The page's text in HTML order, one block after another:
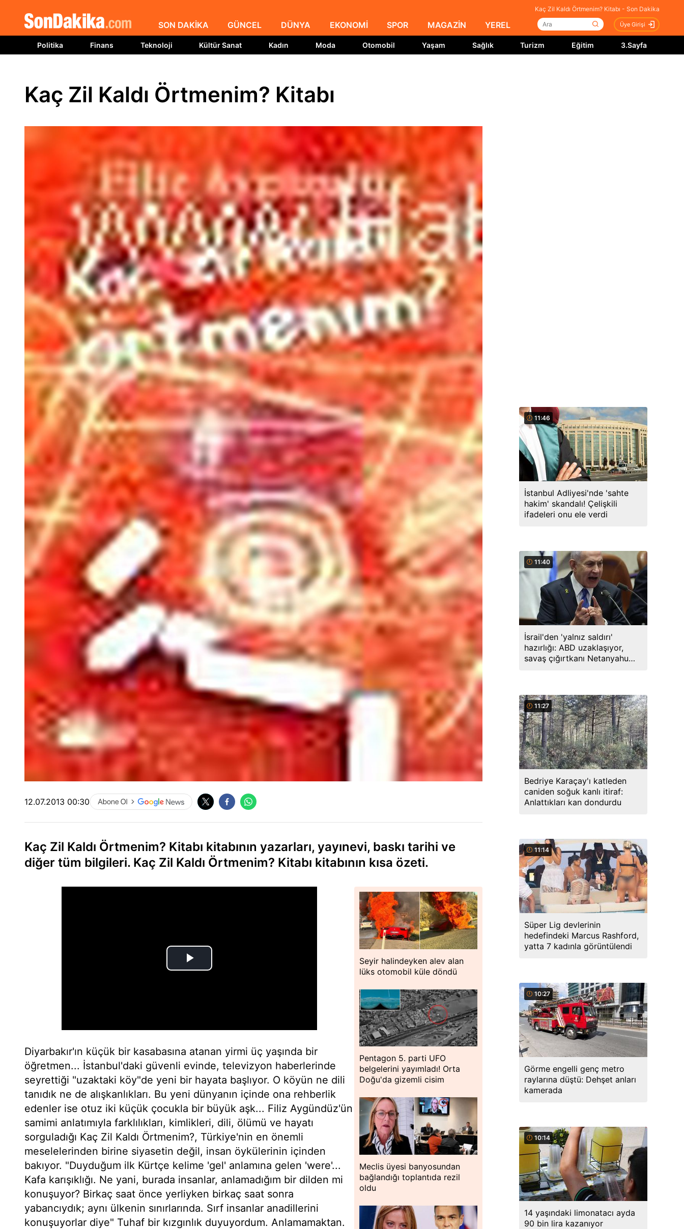
Kaç Zil Kaldı Örtmenim? Kitabı - Son Dakika
SON DAKİKA GÜNCEL DÜNYA EKONOMİ SPOR MAGAZİN YEREL Üye Girişi
Politika Finans Teknoloji Kültür Sanat Kadın Moda Otomobil Yaşam Sağlık Turizm Eğitim 3.Sayfa
Kaç Zil Kaldı Örtmenim? Kitabı
12.07.2013 00:30
Kaç Zil Kaldı Örtmenim? Kitabı kitabının yazarları, yayınevi, baskı tarihi ve
diğer tüm bilgileri. Kaç Zil Kaldı Örtmenim? Kitabı kitabının kısa özeti.
Diyarbakır'ın küçük bir kasabasına atanan yirmi üç yaşında bir
öğretmen... İstanbul'daki güvenli evinde, televizyon haberlerinde
seyrettiği "uzaktaki köy"de yeni bir hayata başlıyor. O köyün ne dili
tanıdık ne de alışkanlıkları. Bu yeni dünyanın içinde ona rehberlik
edenler ise otuz iki küçük çocukla bir büyük aşk... Filiz Aygündüz'ün
samimi anlatımıyla farklılıkları, kimlikleri, dili, ölümü ve hayatı
sorguladığı Kaç Zil Kaldı Örtmenim?, Türkiye'nin en önemli
meselelerinden birine siyasetin değil, insan öykülerinin içinden
bakıyor. "Duyduğum ilk Kürtçe kelime 'gel' anlamına gelen 'were'...
Kafa karışıklığı. Ne yani, burada insanlar, anlamadığım bir dilden mi
konuşuyor? Birkaç saat önce yerliyken birkaç saat sonra
yabancıydık; aynı ülkenin sınırlarında. Sırf insanlar anadillerini
konuşuyorlar diye" Tuhaf bir kızgınlık duyuyordum. Anlamamaktan.
Seyir halindeyken alev alan
lüks otomobil küle döndü
Pentagon 5. parti UFO
belgelerini yayımladı! Orta
Doğu'da gizemli cisim
Meclis üyesi banyosundan
bağlandığı toplantıda rezil
oldu
11:46
İstanbul Adliyesi'nde 'sahte
hakim' skandalı! Çelişkili
ifadeleri onu ele verdi
11:40
İsrail'den 'yalnız saldırı'
hazırlığı: ABD uzaklaşıyor,
savaş çığırtkanı Netanyahu
11:27
Bedriye Karaçay'ı katleden
caniden soğuk kanlı itiraf:
Anlattıkları kan dondurdu
11:14
Süper Lig devlerinin
hedefindeki Marcus Rashford,
yatta 7 kadınla görüntülendi
10:27
Görme engelli genç metro
raylarına düştü: Dehşet anları
kamerada
10:14
14 yaşındaki limonatacı ayda
90 bin lira kazanıyor